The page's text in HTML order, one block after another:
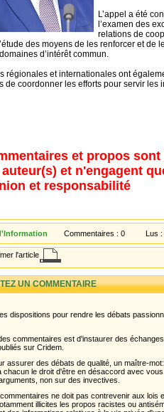
L’appel a été
l’examen des
relations de
des moyens de les renforcer et de
d’intérêt commun.
régionales et internationales ont
de coordonner les efforts pour servir les
et propos sont
et n'engagent
et responsabilité
Commentaires : 0 Lus :
l'article
UN COMMENTAIRE
dispositions pour rendre les débats
commentaires est d'instaurer des échanges
sur Cridem.
assurer des débats de qualité, un maître-
le droit d'être en désaccord avec
non sur des invectives.
ne doit pas contrevenir aux lois
illicites les propos racistes ou